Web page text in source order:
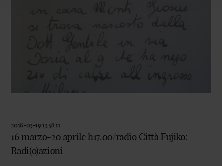
2018-03-19 13:58:11
16 marzo-20 aprile h17.00/radio Città Fujiko:
Radi(o)azioni